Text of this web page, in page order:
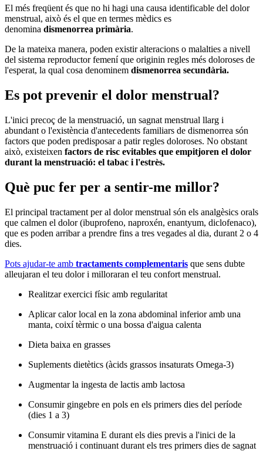
El més freqüent és que no hi hagi una causa identificable del dolor
menstrual, això és el que en termes mèdics es
denomina dismenorrea primària.
De la mateixa manera, poden existir alteracions o malalties a nivell
del sistema reproductor femení que originin regles més doloroses de
l'esperat, la qual cosa denominem dismenorrea secundària.
Es pot prevenir el dolor menstrual?
L'inici precoç de la menstruació, un sagnat menstrual llarg i
abundant o l'existència d'antecedents familiars de dismenorrea són
factors que poden predisposar a patir regles doloroses. No obstant
això, existeixen factors de risc evitables que empitjoren el dolor
durant la menstruació: el tabac i l'estrès.
Què puc fer per a sentir-me millor?
El principal tractament per al dolor menstrual són els analgèsics orals
que calmen el dolor (ibuprofeno, naproxén, enantyum, diclofenaco),
que es poden arribar a prendre fins a tres vegades al dia, durant 2 o 4
dies.
Pots ajudar-te amb tractaments complementaris que sens dubte
alleujaran el teu dolor i milloraran el teu confort menstrual.
Realitzar exercici físic amb regularitat
Aplicar calor local en la zona abdominal inferior amb una
manta, coixí tèrmic o una bossa d'aigua calenta
Dieta baixa en grasses
Suplements dietètics (àcids grassos insaturats Omega-3)
Augmentar la ingesta de lactis amb lactosa
Consumir gingebre en pols en els primers dies del període
(dies 1 a 3)
Consumir vitamina E durant els dies previs a l'inici de la
menstruació i continuant durant els tres primers dies de sagnat